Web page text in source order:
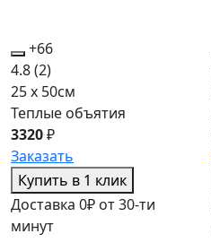
+66
4.8(2)
25 x 50см
Теплые объятия
3320₽
Заказать
Купить в 1 клик
Доставка 0₽ от 30-ти
минут